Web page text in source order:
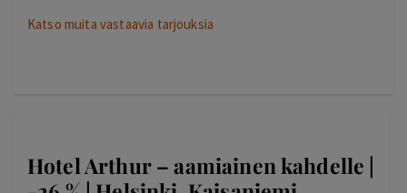
Katso muita vastaavia tarjouksia
Hotel Arthur – aamiainen kahdelle |